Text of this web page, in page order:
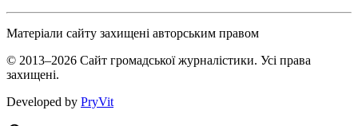
Матеріали сайту захищені авторським правом
© 2013–2026 Сайт громадської журналістики. Усі права
захищені.
Developed by PryVit